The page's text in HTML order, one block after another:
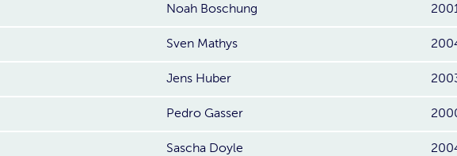
Noah Boschung
Sven Mathys
Jens Huber
Pedro Gasser
Sascha Doyle